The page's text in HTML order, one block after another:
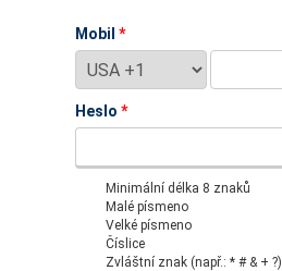
Mobil *
Heslo *
Minimální délka 8 znaků
Malé písmeno
Velké písmeno
Číslice
Zvláštní znak (např.: * # & + ?)